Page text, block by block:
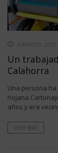
6 MARZO, 2023
Un
Calahorra
Una persona
riojana
años y era
LEER MÁS